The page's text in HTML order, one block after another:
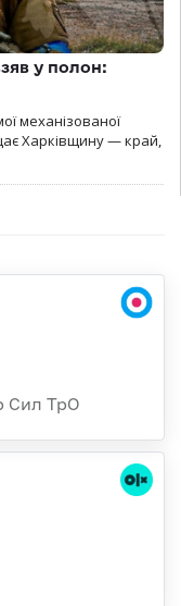
у полон:
механізованої
Харківщину — край,
Сил ТрО